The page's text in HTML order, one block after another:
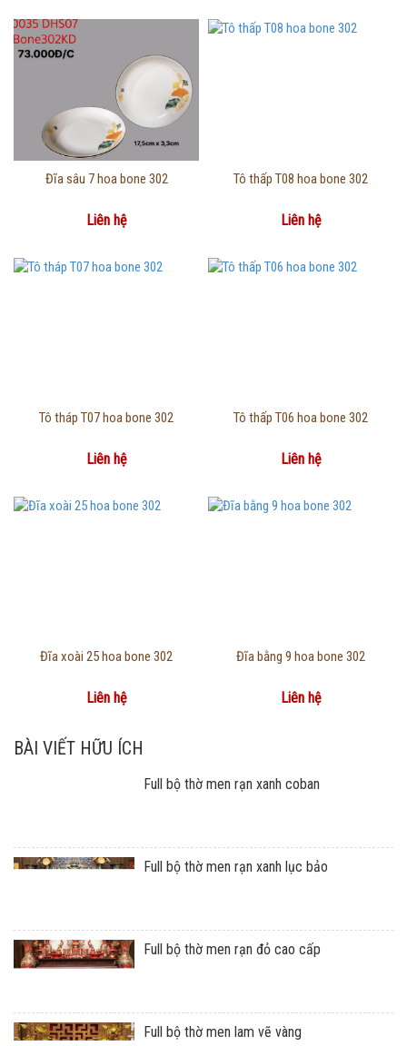
Thông tin chi tiết
Đĩa sâu 7 hoa bone 302
Liên hệ
Thông tin chi tiết
Tô thấp T08 hoa bone 302
Liên hệ
Thông tin chi tiết
Tô tháp T07 hoa bone 302
Liên hệ
Thông tin chi tiết
Tô thấp T06 hoa bone 302
Liên hệ
Thông tin chi tiết
Đĩa xoài 25 hoa bone 302
Liên hệ
Thông tin chi tiết
Đĩa bằng 9 hoa bone 302
Liên hệ
BÀI VIẾT HỮU ÍCH
Full bộ thờ men rạn xanh coban
Full bộ thờ men rạn xanh lục bảo
Full bộ thờ men rạn đỏ cao cấp
Full bộ thờ men lam vẽ vàng